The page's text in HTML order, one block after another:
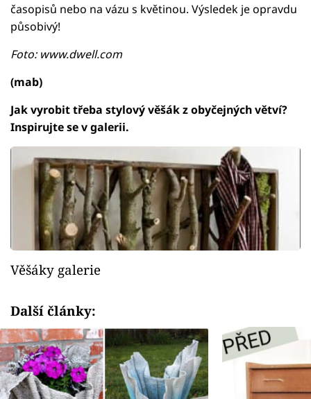
časopisů nebo na vázu s květinou. Výsledek je opravdu
působivý!
Foto: www.dwell.com
(mab)
Jak vyrobit třeba stylový věšák z obyčejných větví?
Inspirujte se v galerii.
Věšáky galerie
Další články: